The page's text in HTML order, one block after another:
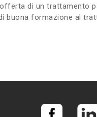
di un trattamento
buona formazione al